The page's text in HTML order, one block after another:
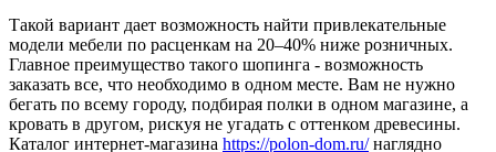
Такой вариант дает возможность найти привлекательные
модели мебели по расценкам на 20–40% ниже розничных.
Главное преимущество такого шопинга - возможность
заказать все, что необходимо в одном месте. Вам не нужно
бегать по всему городу, подбирая полки в одном магазине, а
кровать в другом, рискуя не угадать с оттенком древесины.
Каталог интернет-магазина https://polon-dom.ru/наглядно